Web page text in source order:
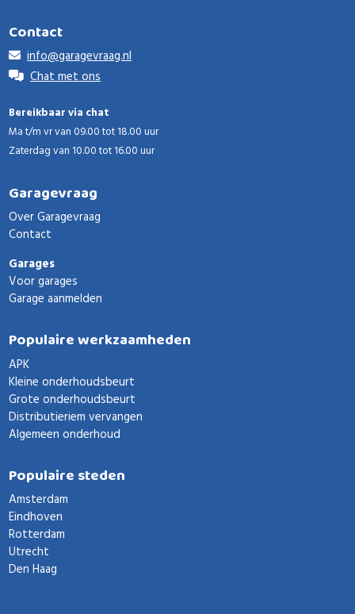
Contact
info@garagevraag.nl
Chat met ons
Bereikbaar via chat
Ma t/m vr van 09.00 tot 18.00 uur
Zaterdag van 10.00 tot 16.00 uur
Garagevraag
Over Garagevraag
Contact
Garages
Voor garages
Garage aanmelden
Populaire werkzaamheden
APK
Kleine onderhoudsbeurt
Grote onderhoudsbeurt
Distributieriem vervangen
Algemeen onderhoud
Populaire steden
Amsterdam
Eindhoven
Rotterdam
Utrecht
Den Haag